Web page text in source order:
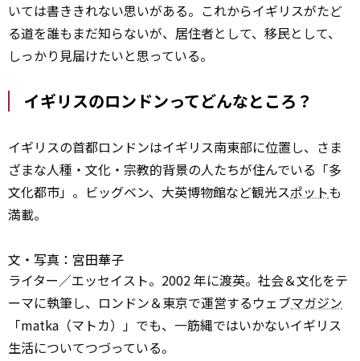
いては書ききれない思いがある。これからイギリスがたど
る道を誰もまだ知らないが、居住者として、移民として、
しっかり見届けたいと思っている。
イギリスのロンドンってどんなところ？
イギリスの首都ロンドンはイギリス南東部に位置し、さま
ざまな人種・文化・宗教的背景の人たちが住んでいる「多
文化都市」。ビッグベン、大英博物館など観光スポットも
満載。
文・写真：宮田華子
ライター／エッセイスト。2002 年に渡英。社会＆文化をテ
ーマに執筆し、ロンドン＆東京で運営するウェブマガジン
「matka（マトカ）」でも、一筋縄ではいかないイギリス
生活についてつづっている。